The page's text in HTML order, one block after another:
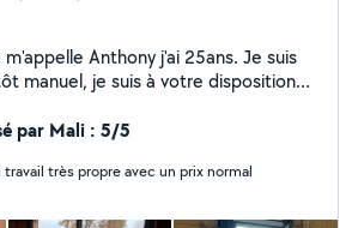
Anthony j'ai 25ans. Je suis
manuel, je suis à votre disposition
par Mali : 5/5
prix normal